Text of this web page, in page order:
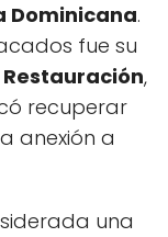
Dominicana.
fue su
,
recuperar
anexión a
una